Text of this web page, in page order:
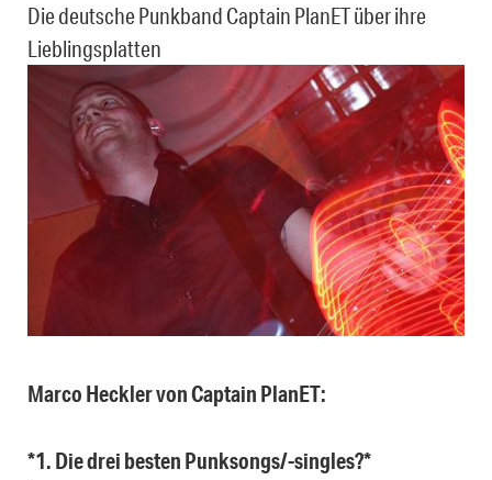
Die deutsche Punkband Captain PlanET über ihre
Lieblingsplatten
Marco Heckler von Captain PlanET:
*1. Die drei besten Punksongs/-singles?*